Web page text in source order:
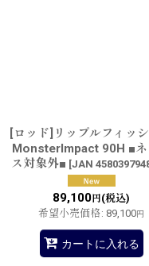
[ロッド]リップルフィッ
MonsterImpact 90H ■ネ
ス対象外■ [JAN
89,100 円(税込)
希望小売価格: 89,100円
カートに入れる